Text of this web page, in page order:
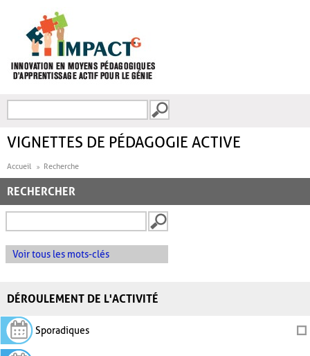
FORMULAIRE DE
VIGNETTES DE PÉDAGOGIE ACTIVE
Accueil Recherche
RECHERCHER
Voir tous les mots-clés
DÉROULEMENT DE L'ACTIVITÉ
Sporadiques